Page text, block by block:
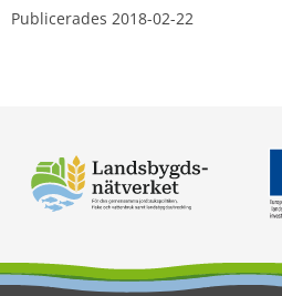
Publicerades 2018-02-22